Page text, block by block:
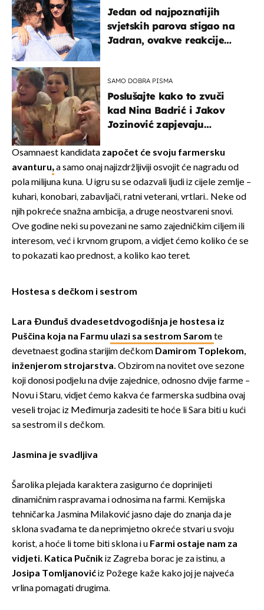
Jedan od najpoznatijih
svjetskih parova stigao na
Jadran, ovakve reakcije
SAMO DOBRA PISMA
Poslušajte kako to zvuči
kad Nina Badrić i Jakov
Jozinović zapjevaju
Osamnaest kandidata započet će svoju farmersku
avanturu,a samo onaj najizdržljiviji osvojit će nagradu od
pola milijuna kuna. U igru su se odazvali ljudi iz cijele zemlje –
kuhari, konobari, zabavljači, ratni veterani, vrtlari.. Neke od
njih pokreće snažna ambicija, a druge neostvareni snovi.
Ove godine neki su povezani ne samo zajedničkim ciljem ili
interesom, već i krvnom grupom, a vidjet ćemo koliko će se
to pokazati kao prednost, a koliko kao teret.
Hostesa s dečkom i sestrom
Lara Đunđuš dvadesetdvogodišnja je hostesa iz
Puščina koja na Farmu ulazi sa sestrom Sarom te
devetnaest godina starijim dečkom Damirom Toplekom,
inženjerom strojarstva. Obzirom na novitet ove sezone
koji donosi podjelu na dvije zajednice, odnosno dvije farme –
Novu i Staru, vidjet ćemo kakva će farmerska sudbina ovaj
veseli trojac iz Međimurja zadesiti te hoće li Sara biti u kući
sa sestrom il s dečkom.
Jasmina je svadljiva
Šarolika plejada karaktera zasigurno će doprinijeti
dinamičnim raspravama i odnosima na farmi. Kemijska
tehničarka Jasmina Milaković jasno daje do znanja da je
sklona svađama te da neprimjetno okreće stvari u svoju
korist, a hoće li tome biti sklona i u Farmi ostaje nam za
vidjeti. Katica Pučnikiz Zagreba borac je za istinu, a
Josipa Tomljanovićiz Požege kaže kako joj je najveća
vrlina pomagati drugima.